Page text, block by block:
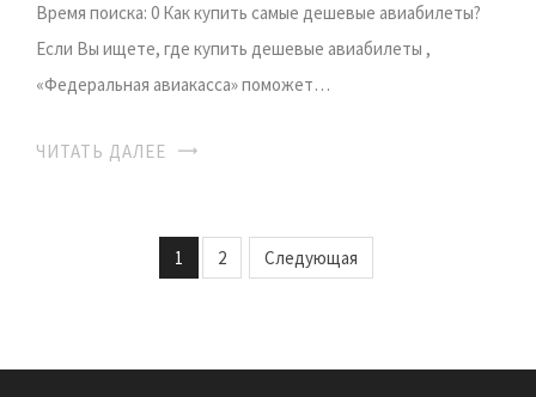
Время поиска: 0 Как купить самые дешевые авиабилеты?
Если Вы ищете, где купить дешевые авиабилеты ,
«Федеральная авиакасса» поможет…
ЧИТАТЬ ДАЛЕЕ
1 2 Следующая